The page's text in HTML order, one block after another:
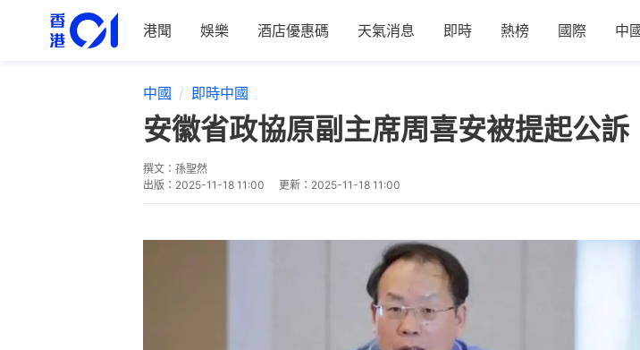
港聞 娛樂 酒店優惠碼 天氣消息 即時 熱榜 國際 中
中國 即時中國
安徽省政協原副主席周喜安被提起公
撰文： 孫聖然
出版： 2025-11-18 11:00 更新： 2025-11-18 11:00